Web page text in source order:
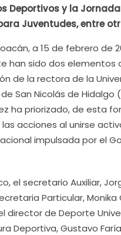
Deportivos y la
Juventudes, entre
a 15 de febrero de
han sido dos elementos
de la rectora de la
San Nicolás de Hidalgo
ha priorizado, de esta
acciones al unirse
impulsada por el
el secretario Auxiliar,
Particular, Monika
director de Deporte
Deportiva, Gustavo